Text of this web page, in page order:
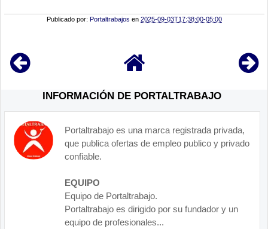
Publicado por:Portaltrabajos en2025-09-03T17:38:00-05:00
INFORMACIÓN DE PORTALTRABAJO
Portaltrabajo es una marca registrada privada,
que publica ofertas de empleo publico y privado
confiable.
EQUIPO
Equipo de Portaltrabajo.
Portaltrabajo es dirigido por su fundador y un
equipo de profesionales...